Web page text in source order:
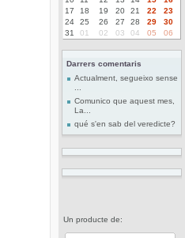
17
18 19 20 21 22
23
24
25 26 27 28 29
30
31
01 02 03 04 05 06
Darrers comentaris
Actualment, segueixo sense
Comunico que aquest mes,
La...
qué s'en sab del veredicte?
Un producte de: